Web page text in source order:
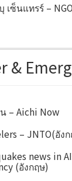
ซ็นแทรร์ – NGO
&
– Aichi Now
– JNTO(อัง
news in
(อังกฤษ)